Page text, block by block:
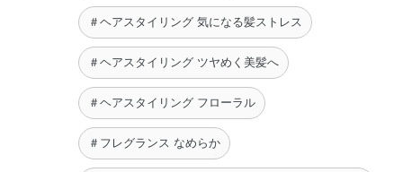
＃ヘアスタイリング 気になる髪ストレス
＃ヘアスタイリング ツヤめく美髪へ
＃ヘアスタイリング フローラル
＃フレグランス なめらか